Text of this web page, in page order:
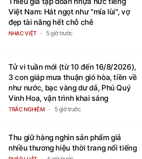
Việt Nam: Hát ngọt như "mía lùi", vợ
đẹp tài năng hết chỗ chê
NHẠC VIỆT 5 giờ trước
Tử vi tuần mới (từ 10 đến 16/8/2026),
3 con giáp mưa thuận gió hòa, tiền về
như nước, bạc vàng dư dả, Phú Quý
Vinh Hoa, vận trình khai sáng
TRẮC NGHIỆM 5 giờ trước
Thu giữ hàng nghìn sản phẩm giả
nhiều thương hiệu thời trang nổi tiếng